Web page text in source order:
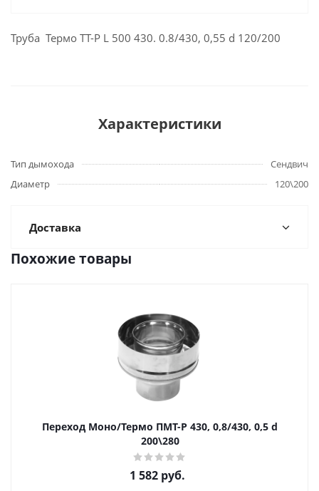
Труба Термо ТТ-Р L 500 430. 0.8/430, 0,55 d 120/200
Характеристики
Тип дымохода
Сендвич
Диаметр
120\200
Доставка
Похожие товары
Переход Моно/Термо ПМТ-Р 430, 0,8/430, 0,5 d
200\280
1 582 руб.